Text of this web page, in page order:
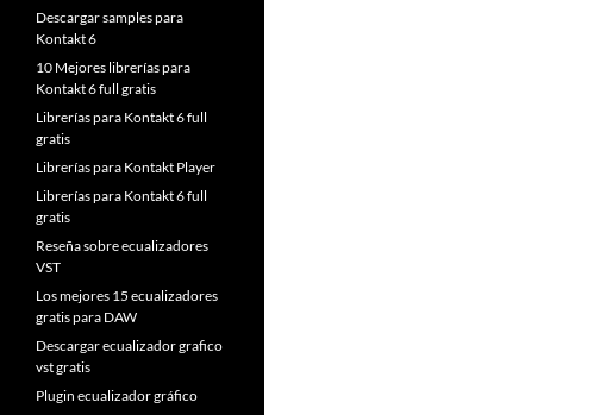
Descargar samples para
Kontakt 6
10 Mejores librerías para
Kontakt 6 full gratis
Librerías para Kontakt 6 full
gratis
Librerías para Kontakt Player
Librerías para Kontakt 6 full
gratis
Reseña sobre ecualizadores
VST
Los mejores 15 ecualizadores
gratis para DAW
Descargar ecualizador grafico
vst gratis
Plugin ecualizador gráfico